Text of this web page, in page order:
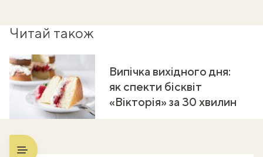
Читай також
Випічка вихідного дня:
як спекти бісквіт
«Вікторія» за 30 хвилин